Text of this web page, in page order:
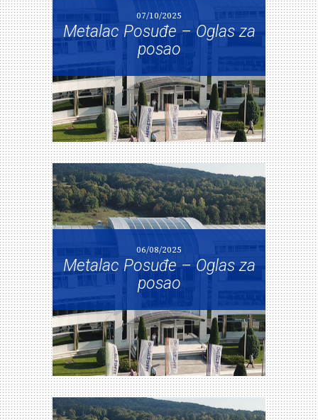
07/10/2025
Metalac Posuđe – Oglas za
posao
06/08/2025
Metalac Posuđe – Oglas za
posao